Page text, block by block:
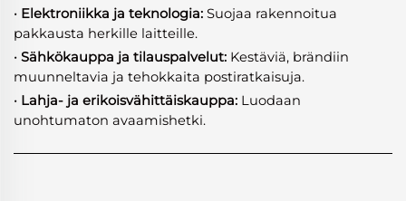
· Elektroniikka ja teknologia: Suojaa rakennoitua
pakkausta herkille laitteille.
· Sähkökauppa ja tilauspalvelut: Kestäviä, brändiin
muunneltavia ja tehokkaita postiratkaisuja.
· Lahja- ja erikoisvähittäiskauppa: Luodaan
unohtumaton avaamishetki.